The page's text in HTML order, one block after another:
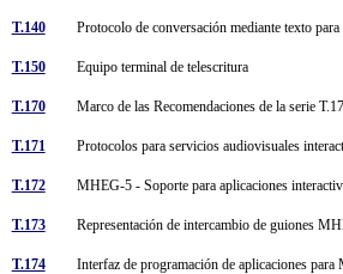
T.140 Protocolo de conversación mediante texto
T.150 Equipo terminal de telescritura
T.170 Marco de las Recomendaciones de la serie
T.171 Protocolos para servicios audiovisuales
T.172 MHEG-5 - Soporte para aplicaciones
T.173 Representación de intercambio de guiones
T.174 Interfaz de programación de aplicaciones para